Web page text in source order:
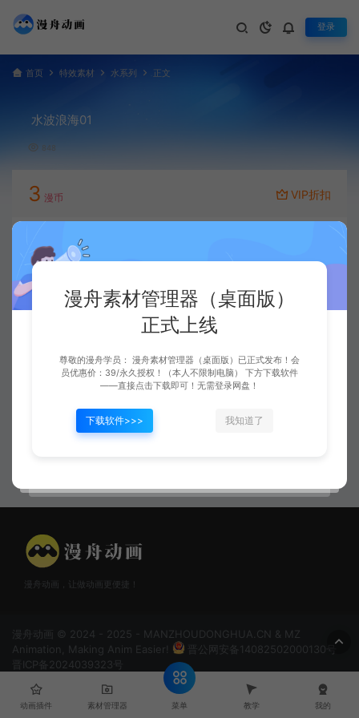
登录
首页 特效素材 水系列 正文
水波浪海01
848
3 漫币 VIP折扣
立即下载
漫舟动画，让做动画更便捷！
漫舟动画 © 2024 - 2025 - MANZHOUDONGHUA.CN & MZ
Animation, Making Anim Easier!
晋公网安备14082502000130号
晋ICP备2024039323号
动画插件 素材管理器 菜单 教学 我的
漫舟素材管理器（桌面版）
正式上线
尊敬的漫舟学员： 漫舟素材管理器（桌面版）已正式发布！会
员优惠价：39/永久授权！（本人不限制电脑） 下方下载软件
——直接点击下载即可！无需登录网盘！
下载软件>>> 我知道了